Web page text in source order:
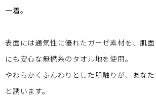
一着。
表面には通気性に優れたガーゼ素材を、肌
にも安心な無撚糸のタオル地を使用。
やわらかくふんわりとした肌触りが、あな
と誘います。